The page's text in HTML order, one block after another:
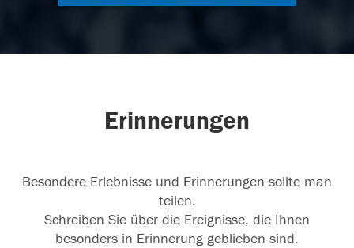
Erinnerungen
Besondere Erlebnisse und Erinnerungen sollte man
teilen.
Schreiben Sie über die Ereignisse, die Ihnen
besonders in Erinnerung geblieben sind.